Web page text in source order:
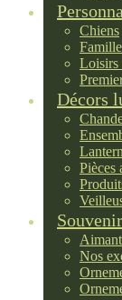
Chiens
Loisirs
Décors
Pièces
Nos